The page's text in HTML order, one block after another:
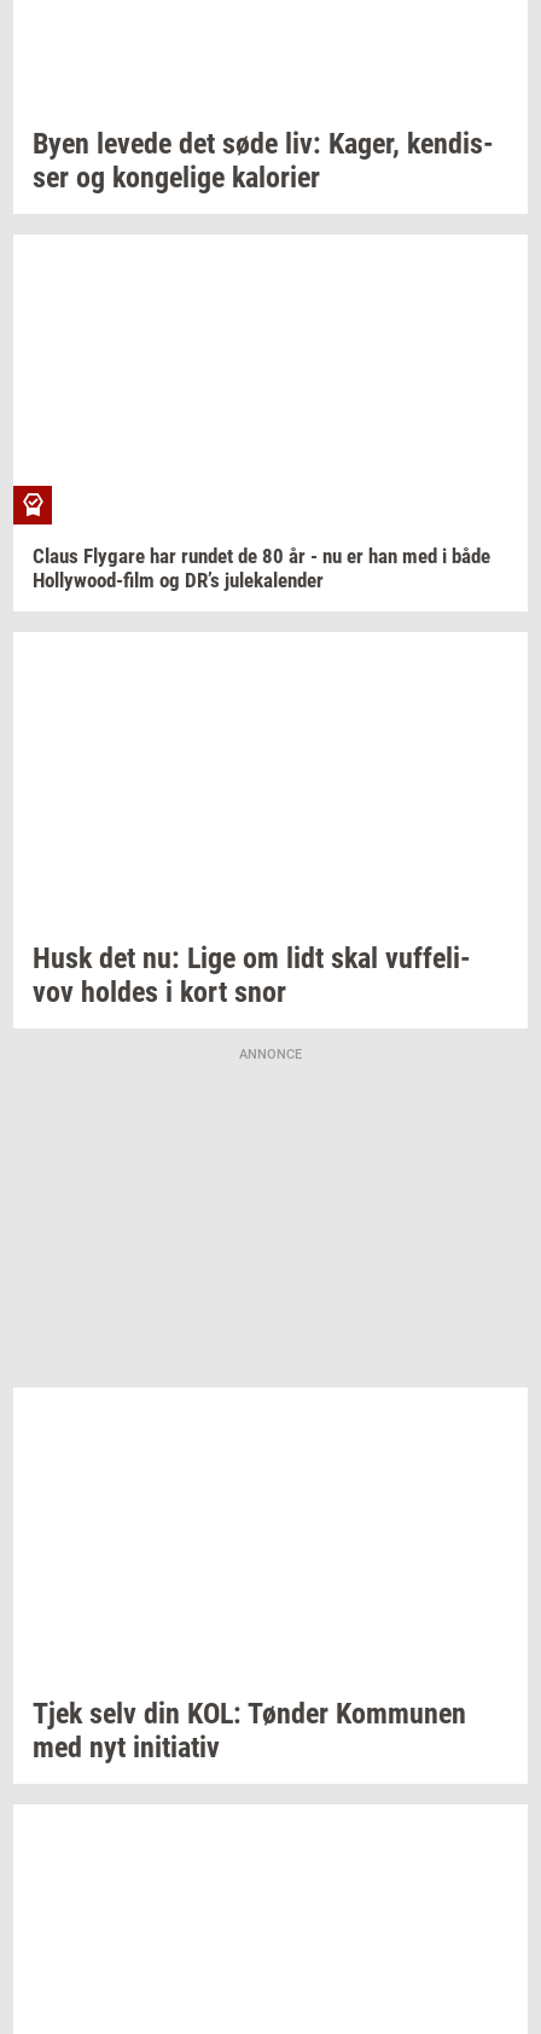
Byen le­ve­de det søde liv: Kager, ken­dis­
ser og kon­ge­li­ge kal­o­ri­er
Claus Fly­ga­re har run­det de 80 år - nu er han med i både
Hollywood-​film og DR’s ju­le­ka­len­der
Husk det nu: Lige om lidt skal vuffeli-​
vov hol­des i kort snor
ANNONCE
Tjek selv din KOL: Tøn­der Kom­mu­nen
med nyt ini­ti­a­tiv